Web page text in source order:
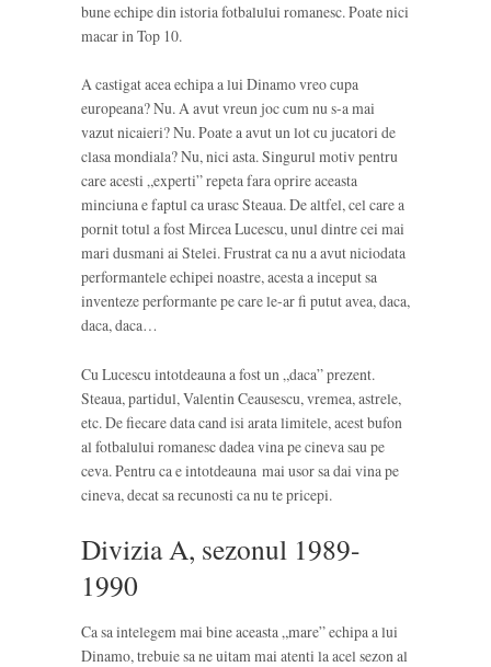
bune echipe din istoria fotbalului romanesc. Poate nici
macar in Top 10.
A castigat acea echipa a lui Dinamo vreo cupa
europeana? Nu. A avut vreun joc cum nu s-a mai
vazut nicaieri? Nu. Poate a avut un lot cu jucatori de
clasa mondiala? Nu, nici asta. Singurul motiv pentru
care acesti „experti” repeta fara oprire aceasta
minciuna e faptul ca urasc Steaua. De altfel, cel care a
pornit totul a fost Mircea Lucescu, unul dintre cei mai
mari dusmani ai Stelei. Frustrat ca nu a avut niciodata
performantele echipei noastre, acesta a inceput sa
inventeze performante pe care le-ar fi putut avea, daca,
daca, daca…
Cu Lucescu intotdeauna a fost un „daca” prezent.
Steaua, partidul, Valentin Ceausescu, vremea, astrele,
etc. De fiecare data cand isi arata limitele, acest bufon
al fotbalului romanesc dadea vina pe cineva sau pe
ceva. Pentru ca e intotdeauna mai usor sa dai vina pe
cineva, decat sa recunosti ca nu te pricepi.
Divizia A, sezonul 1989-
1990
Ca sa intelegem mai bine aceasta „mare” echipa a lui
Dinamo, trebuie sa ne uitam mai atenti la acel sezon al